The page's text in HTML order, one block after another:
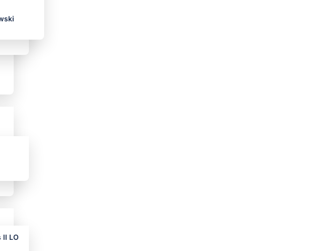
II LO